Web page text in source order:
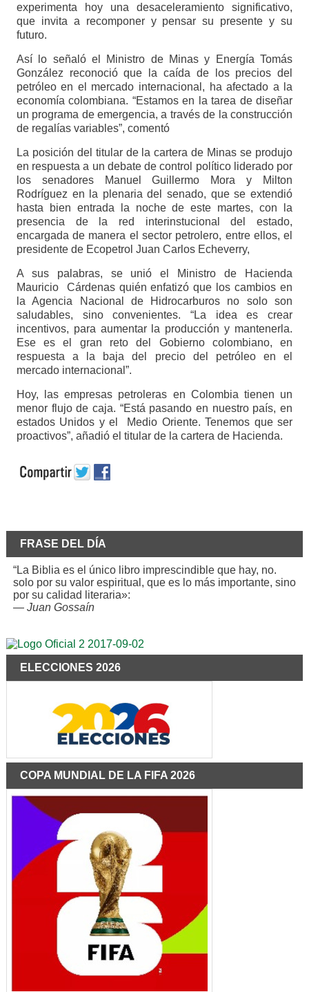
experimenta hoy una desaceleramiento significativo,
que invita a recomponer y pensar su presente y su
futuro.
Así lo señaló el Ministro de Minas y Energía Tomás
González reconoció que la caída de los precios del
petróleo en el mercado internacional, ha afectado a la
economía colombiana. “Estamos en la tarea de diseñar
un programa de emergencia, a través de la construcción
de regalías variables”, comentó
La posición del titular de la cartera de Minas se produjo
en respuesta a un debate de control político liderado por
los senadores Manuel Guillermo Mora y Milton
Rodríguez en la plenaria del senado, que se extendió
hasta bien entrada la noche de este martes, con la
presencia de la red interinstucional del estado,
encargada de manera el sector petrolero, entre ellos, el
presidente de Ecopetrol Juan Carlos Echeverry,
A sus palabras, se unió el Ministro de Hacienda
Mauricio Cárdenas quién enfatizó que los cambios en
la Agencia Nacional de Hidrocarburos no solo son
saludables, sino convenientes. “La idea es crear
incentivos, para aumentar la producción y mantenerla.
Ese es el gran reto del Gobierno colombiano, en
respuesta a la baja del precio del petróleo en el
mercado internacional”.
Hoy, las empresas petroleras en Colombia tienen un
menor flujo de caja. “Está pasando en nuestro país, en
estados Unidos y el Medio Oriente. Tenemos que ser
proactivos”, añadió el titular de la cartera de Hacienda.
FRASE DEL DÍA
“La Biblia es el único libro imprescindible que hay, no.
solo por su valor espiritual, que es lo más importante, sino
por su calidad literaria»:
— Juan Gossaín
ELECCIONES 2026
COPA MUNDIAL DE LA FIFA 2026